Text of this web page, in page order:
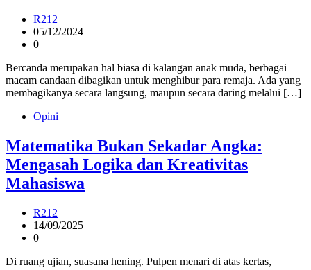
R212
05/12/2024
0
Bercanda merupakan hal biasa di kalangan anak muda, berbagai
macam candaan dibagikan untuk menghibur para remaja. Ada yang
membagikanya secara langsung, maupun secara daring melalui […]
Opini
Matematika Bukan Sekadar Angka:
Mengasah Logika dan Kreativitas
Mahasiswa
R212
14/09/2025
0
Di ruang ujian, suasana hening. Pulpen menari di atas kertas,